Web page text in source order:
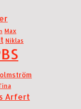
Max
Niklas
Arfert